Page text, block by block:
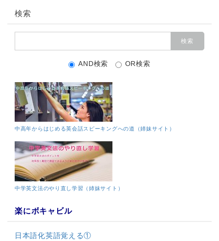
検索
AND検索 OR検索
中高年からはじめる英会話スピーキングへの道（姉妹サイト）
中学英文法のやり直し学習（姉妹サイト）
楽にボキャビル
日本語化英語覚える①